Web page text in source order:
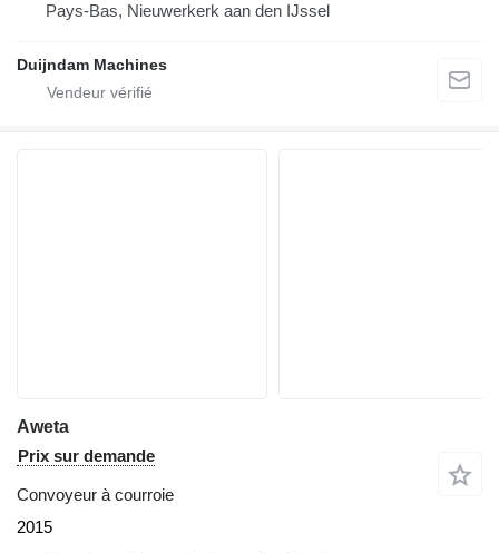
Pays-Bas, Nieuwerkerk aan den IJssel
Duijndam Machines
Aweta
Prix sur demande
Convoyeur à courroie
2015